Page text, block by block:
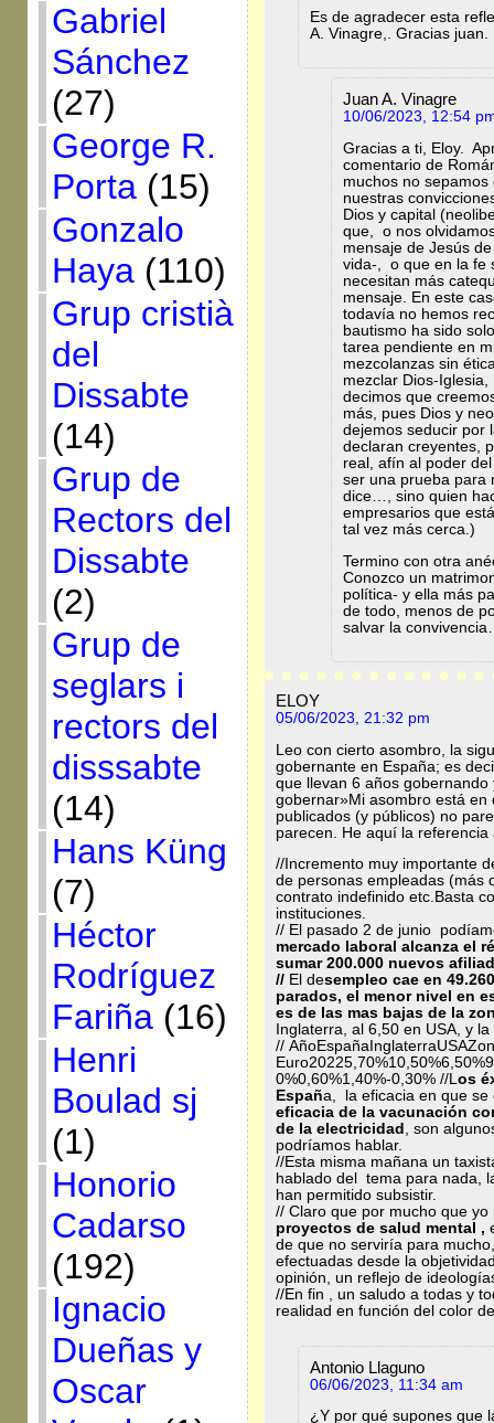
Gabriel
Sánchez
(27)
George R.
Porta(15)
Gonzalo
Haya(110)
Grup cristià
del
Dissabte
(14)
Grup de
Rectors del
Dissabte
(2)
Grup de
seglars i
rectors del
disssabte
(14)
Hans Küng
(7)
Héctor
Rodríguez
Fariña(16)
Henri
Boulad sj
(1)
Honorio
Cadarso
(192)
Ignacio
Dueñas y
Oscar
Es de agradecer esta
A. Vinagre,. Gracias juan.
Juan A. Vinagre
10/06/2023, 12:54
Gracias a ti, Eloy.
comentario de
muchos no
nuestras
Dios y capital
que, o nos
mensaje de Jesús
vida-, o que en la fe
necesitan más
mensaje. En este
todavía no hemos
bautismo ha sido
tarea pendiente en
mezcolanzas sin
mezclar Dios-
decimos que
más, pues Dios y
dejemos seducir por
declaran creyentes,
real, afín al poder
ser una prueba para
dice…, sino quien
empresarios que
tal vez más cerca.)
Termino con otra
Conozco un
política- y ella más
de todo, menos de
salvar la
ELOY
05/06/2023, 21:32 pm
Leo con cierto asombro, la
gobernante en España; es
que llevan 6 años
gobernar»Mi asombro está en
publicados (y públicos) no
parecen. He aquí la
//Incremento muy importante
de personas empleadas (más
contrato indefinido etc.Basta
instituciones.
// El pasado 2 de junio
mercado laboral alcanza el
sumar 200.000 nuevos
// El desempleo cae en 49.260
parados, el menor nivel en
es de las mas bajas de la
Inglaterra, al 6,50 en USA, y
//
0%0,60%1,40%‑0,30% //Los
España, la eficacia en que
eficacia de la vacunación
de la electricidad , son
podríamos hablar.
//Esta misma mañana un
hablado del tema para nada,
han permitido subsistir.
// Claro que por mucho que
proyectos de salud mental ,
de que no serviría para
efectuadas desde la
opinión, un reflejo de
//En fin , un saludo a todas y
realidad en función del color
Antonio Llaguno
06/06/2023, 11:34 am
¿Y por qué supones que